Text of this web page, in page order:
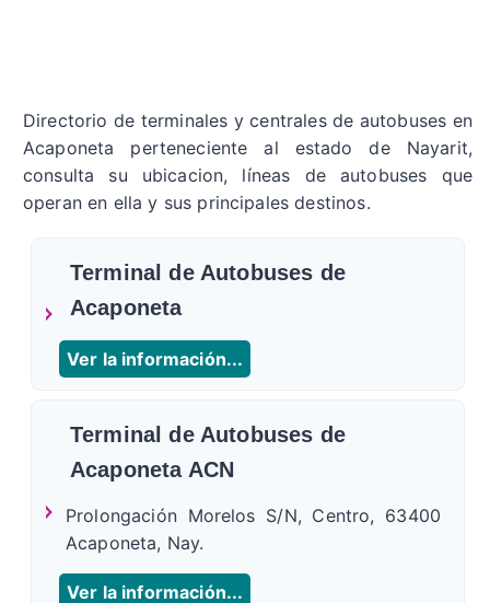
Directorio de terminales y centrales de autobuses en
Acaponeta perteneciente al estado de Nayarit,
consulta su ubicacion, líneas de autobuses que
operan en ella y sus principales destinos.
Terminal de Autobuses de
Acaponeta
Ver la información...
Terminal de Autobuses de
Acaponeta ACN
Prolongación Morelos S/N, Centro, 63400
Acaponeta, Nay.
Ver la información...